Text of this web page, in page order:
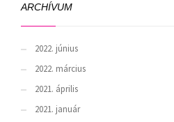
ARCHÍVUM
2022. június
2022. március
2021. április
2021. január